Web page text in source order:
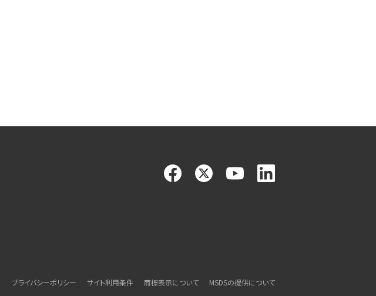
プライバシーポリシー サイト利用条件 商標表示について MSDSの提供について